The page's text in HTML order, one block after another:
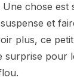
chose est
et
plus, ce
surprise pour